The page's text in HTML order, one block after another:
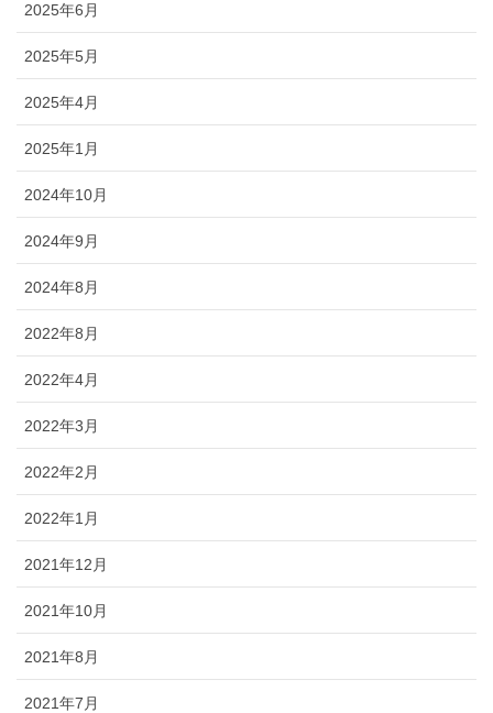
2025年6月
2025年5月
2025年4月
2025年1月
2024年10月
2024年9月
2024年8月
2022年8月
2022年4月
2022年3月
2022年2月
2022年1月
2021年12月
2021年10月
2021年8月
2021年7月